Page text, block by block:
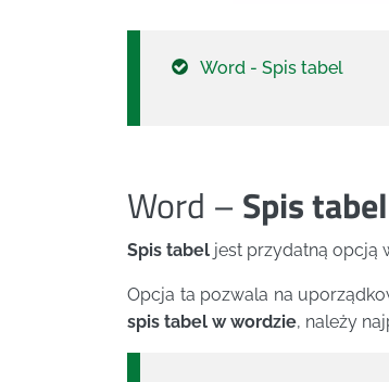
Word - Spis tabel
Word – Spis tabel
Spis tabel jest przydatną opcją
Opcja ta pozwala na
spis tabel w wordzie, należy